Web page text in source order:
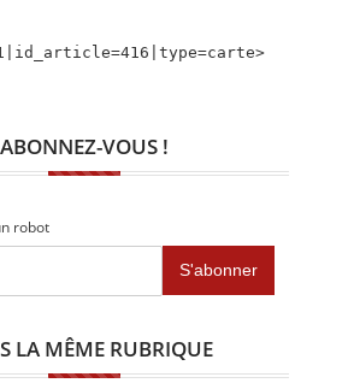
ABONNEZ-VOUS !
robot
LA MÊME RUBRIQUE